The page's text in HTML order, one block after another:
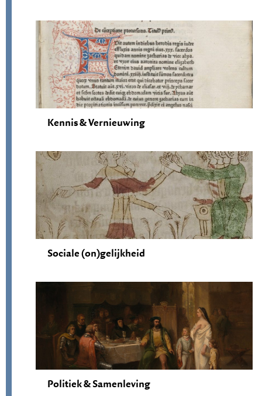
Kennis & Vernieuwing
Sociale (on)gelijkheid
Politiek & Samenleving